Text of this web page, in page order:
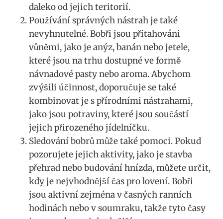
daleko od jejich teritorií.
Používání správných nástrah je také⁣
nevyhnutelné. ​Bobři ‍jsou přitahováni
vůněmi, jako​ je anýz, banán nebo jetele,
které jsou na ⁣trhu dostupné⁤ ve formě
návnadové pasty nebo aroma. Abychom
zvýšili účinnost, doporučuje se také
kombinovat je s přírodními ‍nástrahami,
jako jsou potraviny, které jsou součástí
jejich přirozeného jídelníčku.
Sledování bobrů může také⁢ pomoci. Pokud
pozorujete jejich aktivity, jako je stavba
přehrad nebo budování hnízda, můžete​ určit,
kdy je nejvhodnější čas pro lovení.⁣ Bobři
‌jsou⁣ aktivní zejména v časných ranních
hodinách nebo v soumraku, takže ‍tyto časy